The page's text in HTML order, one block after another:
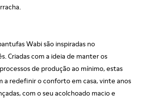
Wabi são inspiradas no
Criadas com a ideia de manter os
de produção ao mínimo, estas
a redefinir o conforto em casa, vinte anos
com o seu acolchoado macio e